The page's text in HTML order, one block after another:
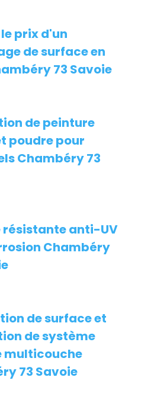
prix d'un
de surface en
73 Savoie
de peinture
poudre pour
Chambéry 73
résistante anti-UV
Chambéry
de surface et
de système
multicouche
73 Savoie